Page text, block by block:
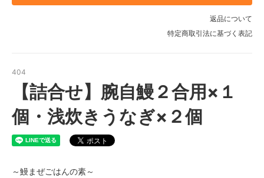
返品について
特定商取引法に基づく表記
404
【詰合せ】腕自鰻２合用×１
個・浅炊きうなぎ×２個
～鰻まぜごはんの素～